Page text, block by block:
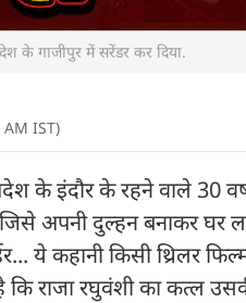
के गाजीपुर में सरेंडर कर दिया.
IST)
इंदौर के रहने वाले 30
अपनी दुल्हन बनाकर घर
ये कहानी किसी थ्रिलर
राजा रघुवंशी का कत्ल